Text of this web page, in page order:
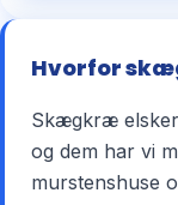
Hvorfor
Skægkræ
og dem har vi
murstenshuse